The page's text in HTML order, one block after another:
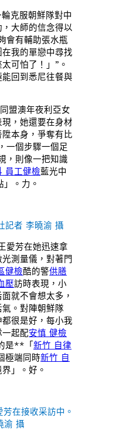
克服朝鮮隊對中
大師的信念得以
會有輔助張水瓶
我的單戀中尋找
太可怕了！」”。
回到悉尼往餐與
盟澳年夜利亞女
，她還要在身材
本身，爭奪有比
一個步驟一個足
，則像一把知識
員工健檢藍光中
。力。
記者 李曉渝 攝
愛芳在她迅速拿
測量儀，對著門
健檢酷的警供膳
壓訪時表現，小
就不會想太多，
。對陣朝鮮隊
很是好，每小我
起配安慎 健檢
是**「新竹 自律
極端同時新竹 自
」。好。
芳在接收采訪中。
渝 攝